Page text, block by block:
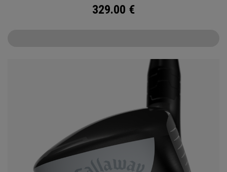
329.00 €